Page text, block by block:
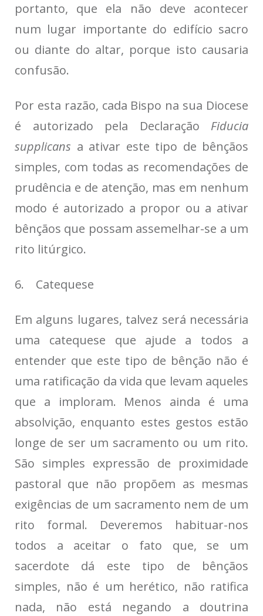
portanto, que ela não deve acontecer
num lugar importante do edifício sacro
ou diante do altar, porque isto causaria
confusão.
Por esta razão, cada Bispo na sua Diocese
é autorizado pela Declaração Fiducia
supplicans a ativar este tipo de bênçãos
simples, com todas as recomendações de
prudência e de atenção, mas em nenhum
modo é autorizado a propor ou a ativar
bênçãos que possam assemelhar-se a um
rito litúrgico.
6. Catequese
Em alguns lugares, talvez será necessária
uma catequese que ajude a todos a
entender que este tipo de bênção não é
uma ratificação da vida que levam aqueles
que a imploram. Menos ainda é uma
absolvição, enquanto estes gestos estão
longe de ser um sacramento ou um rito.
São simples expressão de proximidade
pastoral que não propõem as mesmas
exigências de um sacramento nem de um
rito formal. Deveremos habituar-nos
todos a aceitar o fato que, se um
sacerdote dá este tipo de bênçãos
simples, não é um herético, não ratifica
nada, não está negando a doutrina